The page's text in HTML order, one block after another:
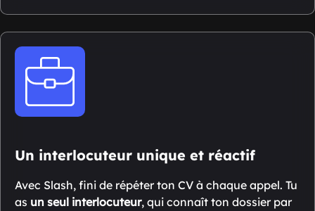
Un interlocuteur unique et réactif
Avec Slash, fini de répéter ton CV à chaque appel. Tu
as un seul interlocuteur, qui connaît ton dossier par